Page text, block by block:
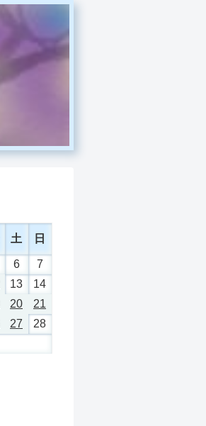
土 日
6
7
13
14
20
21
27
28